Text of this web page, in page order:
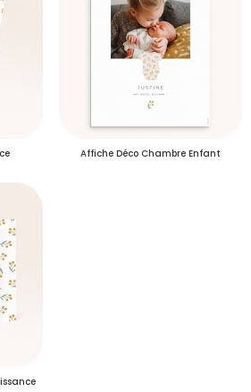
Se connecter
commandes
Affiche Déco Chambre Enfant